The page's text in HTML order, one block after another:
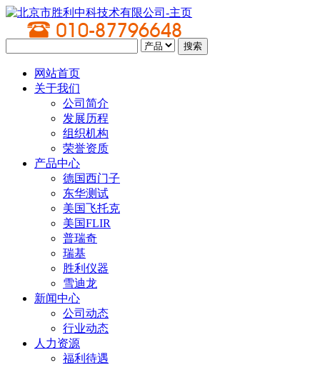
网站首页
关于我们
公司简介
发展历程
组织机构
荣誉资质
产品中心
德国西门子
东华测试
美国飞托克
美国FLIR
普瑞奇
瑞基
胜利仪器
雪迪龙
新闻中心
公司动态
行业动态
人力资源
福利待遇